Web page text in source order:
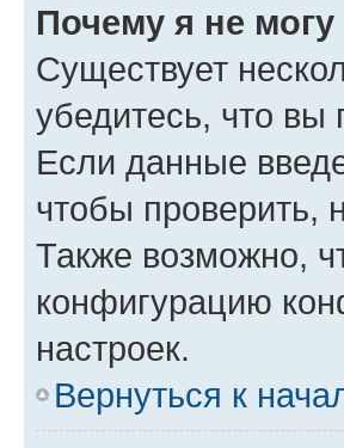
Почему я не могу
Существует
убедитесь, что вы
Если данные
чтобы проверить,
Также возможно,
конфигурацию
настроек.
Вернуться к